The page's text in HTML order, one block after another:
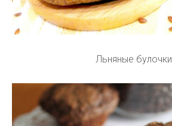
Льняные булочки